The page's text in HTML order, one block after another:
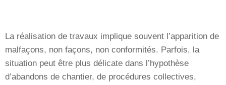
La réalisation de travaux implique souvent l’apparition de
malfaçons, non façons, non conformités. Parfois, la
situation peut être plus délicate dans l’hypothèse
d’abandons de chantier, de procédures collectives,